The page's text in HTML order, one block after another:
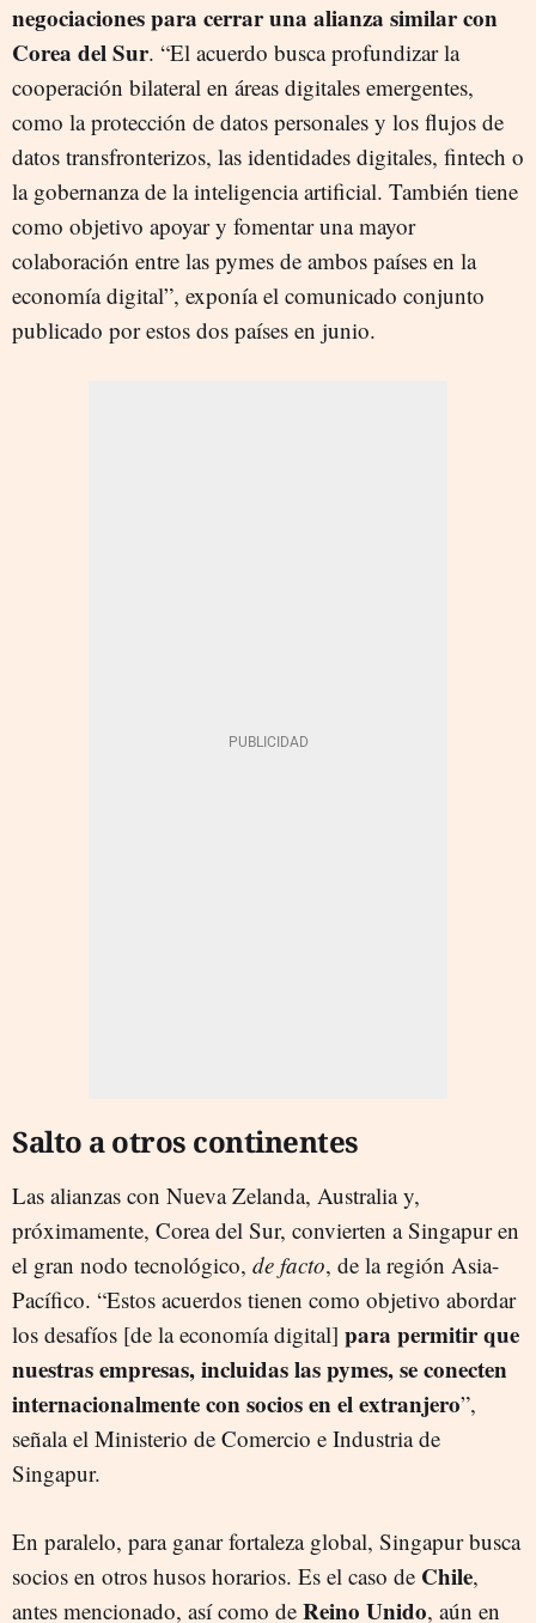
negociaciones para cerrar una alianza similar con
Corea del Sur. “El acuerdo busca profundizar la
cooperación bilateral en áreas digitales emergentes,
como la protección de datos personales y los flujos de
datos transfronterizos, las identidades digitales, fintech o
la gobernanza de la inteligencia artificial. También tiene
como objetivo apoyar y fomentar una mayor
colaboración entre las pymes de ambos países en la
economía digital”, exponía el comunicado conjunto
publicado por estos dos países en junio.
Salto a otros continentes
Las alianzas con Nueva Zelanda, Australia y,
próximamente, Corea del Sur, convierten a Singapur en
el gran nodo tecnológico, de facto, de la región Asia-
Pacífico. “Estos acuerdos tienen como objetivo abordar
los desafíos [de la economía digital] para permitir que
nuestras empresas, incluidas las pymes, se conecten
internacionalmente con socios en el extranjero”,
señala el Ministerio de Comercio e Industria de
Singapur.
En paralelo, para ganar fortaleza global, Singapur busca
socios en otros husos horarios. Es el caso de Chile,
antes mencionado, así como de Reino Unido, aún en